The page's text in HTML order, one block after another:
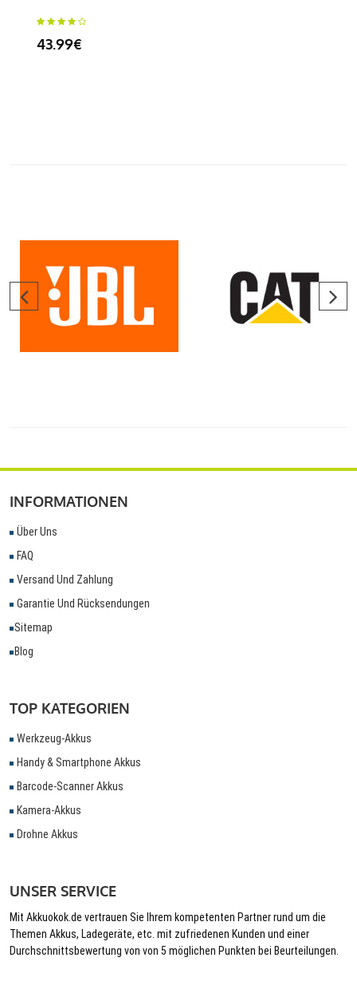
43.99€
INFORMATIONEN
Über Uns
FAQ
Versand Und Zahlung
Garantie Und Rücksendungen
Sitemap
Blog
TOP KATEGORIEN
Werkzeug-Akkus
Handy & Smartphone Akkus
Barcode-Scanner Akkus
Kamera-Akkus
Drohne Akkus
UNSER SERVICE
Mit Akkuokok.de vertrauen Sie Ihrem kompetenten Partner rund um die
Themen Akkus, Ladegeräte, etc. mit zufriedenen Kunden und einer
Durchschnittsbewertung von von 5 möglichen Punkten bei Beurteilungen.